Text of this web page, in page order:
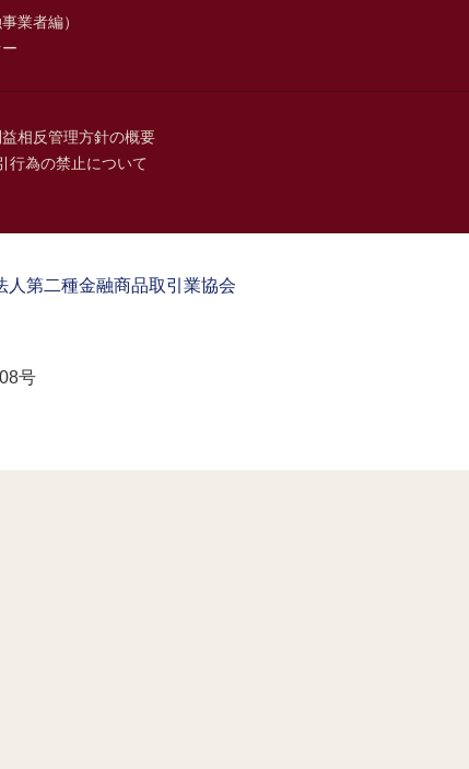
業者編）
相反管理方針の概要
行為の禁止について
人第二種金融商品取引業協会
号